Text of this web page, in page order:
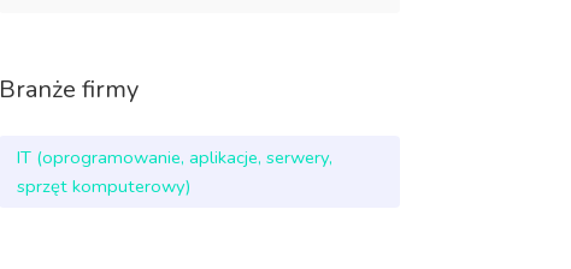
Branże firmy
IT (oprogramowanie, aplikacje, serwery,
sprzęt komputerowy)